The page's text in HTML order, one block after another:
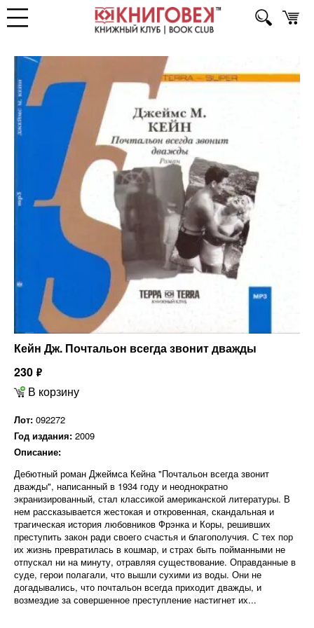
Кейн Дж. Почтальон всегда звонит дважды
230 ф
В корзину
Лот: 092272
Год издания: 2009
Описание:
Дебютный роман Джеймса Кейна "Почтальон всегда звонит
дважды", написанный в 1934 году и неоднократно
экранизированный, стал классикой американской литературы. В
нем рассказывается жестокая и откровенная, скандальная и
трагическая история любовников Фрэнка и Коры, решивших
преступить закон ради своего счастья и благополучия. С тех пор
их жизнь превратилась в кошмар, и страх быть пойманными не
отпускал ни на минуту, отравляя существование. Оправданные в
суде, герои полагали, что вышли сухими из воды. Они не
догадывались, что почтальон всегда приходит дважды, и
возмездие за совершенное преступление настигнет их...